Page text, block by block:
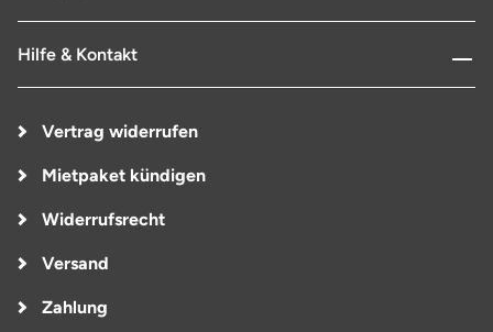
Hilfe & Kontakt
Vertrag widerrufen
Mietpaket kündigen
Widerrufsrecht
Versand
Zahlung